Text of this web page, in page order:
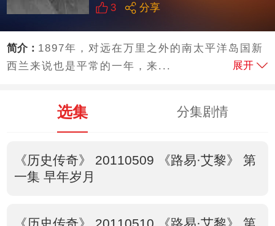
3 分享
简介： 1897年，对远在万里之外的南太平洋岛国新
西兰来说也是平常的一年，来...
展开
选集 分集剧情
《历史传奇》 20110509 《路易·艾黎》 第
一集 早年岁月
《历史传奇》 20110510 《路易·艾黎》 第